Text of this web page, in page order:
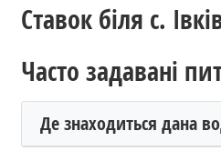
Ставок біля с.
Часто задавані
Де знаходиться дана